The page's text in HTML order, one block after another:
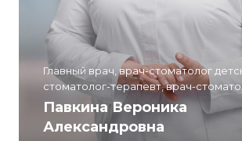
Главный врач, врач-стоматолог
стоматолог-терапевт, врач-
Павкина Вероника
Александровна